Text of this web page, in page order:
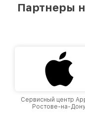
лучшим
Ростове-на-
Партнеры
Сервисный центр
Ростове-на-Дону